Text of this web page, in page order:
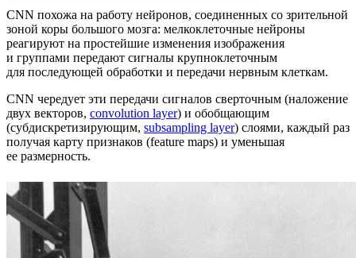
CNN похожа на работу нейронов, соединенных со зрительной
зоной коры большого мозга: мелкоклеточные нейроны
реагируют на простейшие изменения изображения
и группами передают сигналы крупноклеточным
для последующей обработки и передачи нервным клеткам.
CNN чередует эти передачи сигналов сверточным (наложение
двух векторов, convolution layer) и обобщающим
(субдискретизирующим, subsampling layer) слоями, каждый раз
получая карту признаков (feature maps) и уменьшая
ее размерность.